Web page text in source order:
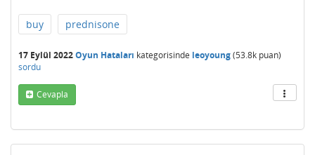
buy prednisone
17 Eylül 2022Oyun Hataları kategorisinde leoyoung(53.8k puan)
sordu
Cevapla